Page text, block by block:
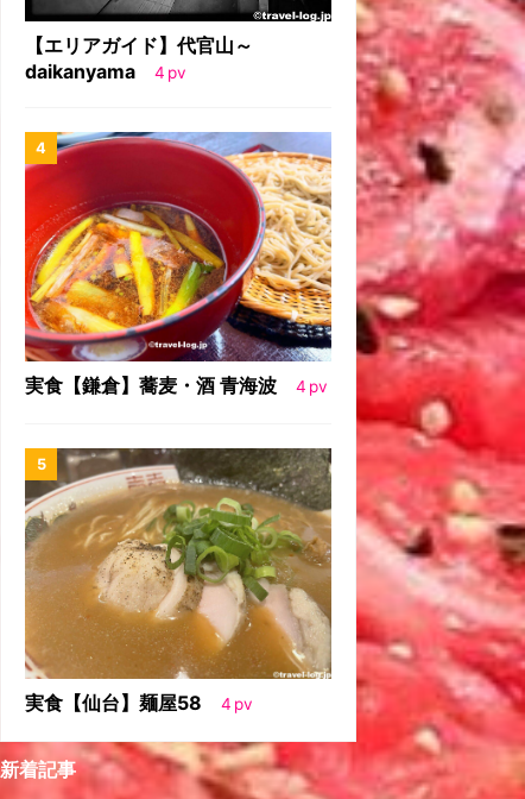
【エリアガイド】代官山～
daikanyama
4 pv
実食【鎌倉】蕎麦・酒 青海波 4 pv
実食【仙台】麺屋58 4 pv
新着記事